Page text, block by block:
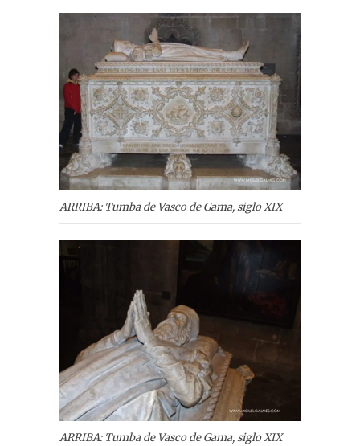
ARRIBA: Tumba de Vasco de Gama, siglo XIX
ARRIBA: Tumba de Vasco de Gama, siglo XIX